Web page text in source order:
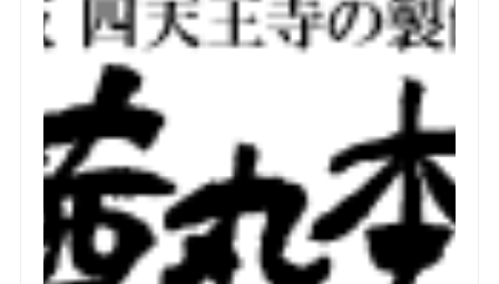
1)
2)
(2)
3)
(4)
( 2)
4)
(3)
(1)
(
5)
(2)
(4)
(
( )
2)
4)
(3)
(2)
(
( )